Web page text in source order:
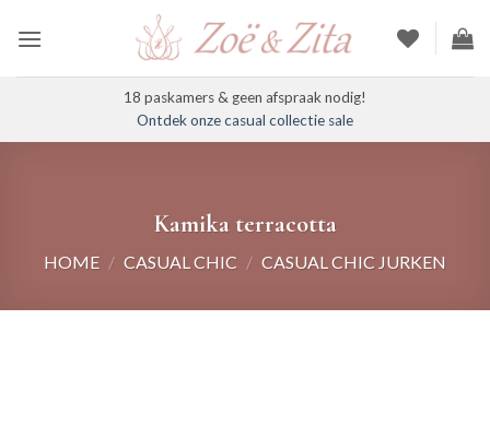
naar
18 paskamers & geen afspraak nodig!
Ontdek onze casual collectie sale
Kamika terracotta
HOME / CASUAL CHIC / CASUAL CHIC JURKEN